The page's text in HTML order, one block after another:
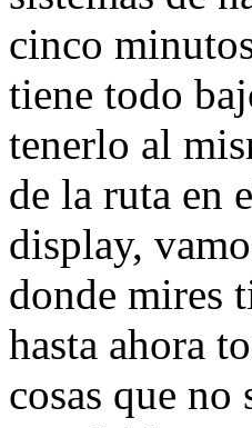
cinco
tiene todo
tenerlo al
de la ruta en
display,
donde mires
hasta ahora
cosas que